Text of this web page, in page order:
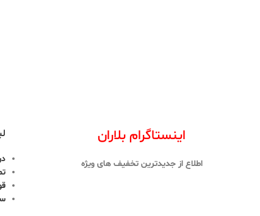
اینستاگرام بلاران
اطلاع از جدیدترین تخفیف های ویژه